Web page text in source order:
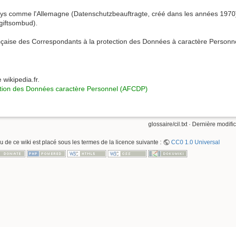
comme l'Allemagne (Datenschutzbeauftragte, créé dans les années
des Correspondants à la protection des Données à caractère
wikipedia.fr.
des Données caractère Personnel (AFCDP)
glossaire/cil.txt· Dernière
de ce wiki est placé sous les termes de la licence suivante : CC0 1.0 Universal